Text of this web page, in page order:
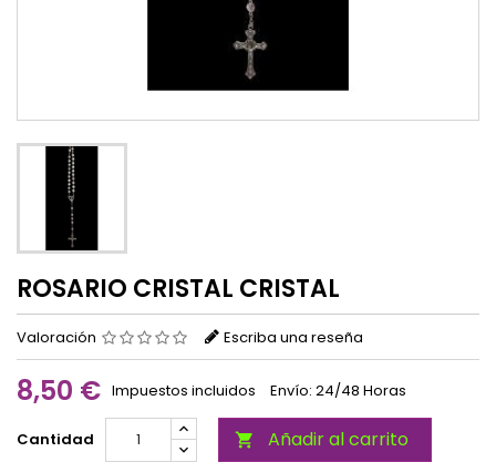
ROSARIO CRISTAL CRISTAL
Valoración Escriba una reseña
8,50 € Impuestos incluidos Envío: 24/48 Horas
Cantidad  Añadir al carrito